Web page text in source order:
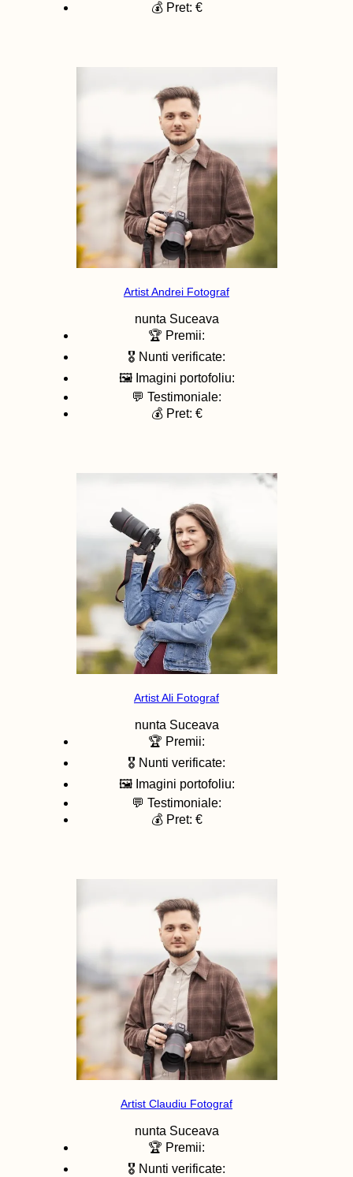
💰 Pret: €
Artist Andrei Fotograf
nunta Suceava
🏆 Premii:
🎖️ Nunti verificate:
🖼️ Imagini portofoliu:
💬 Testimoniale:
💰 Pret: €
Artist Ali Fotograf
nunta Suceava
🏆 Premii:
🎖️ Nunti verificate:
🖼️ Imagini portofoliu:
💬 Testimoniale:
💰 Pret: €
Artist Claudiu Fotograf
nunta Suceava
🏆 Premii:
🎖️ Nunti verificate: